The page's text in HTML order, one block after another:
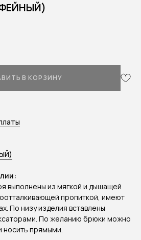
В КОРЗИНУ
выполнены из мягкой и дышащей
пропиткой, имеют
По низу изделия вставлены
По желанию брюки можно
носить прямыми.